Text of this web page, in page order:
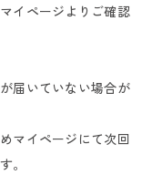
イページよりご確認
届いていない場合が
マイページにて次回
。